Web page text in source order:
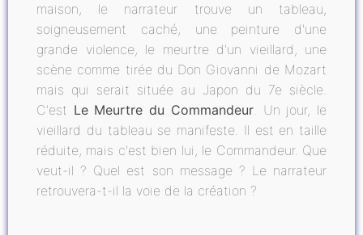
maison, le narrateur trouve un tableau,
soigneusement caché, une peinture d'une
grande violence, le meurtre d'un vieillard, une
scène comme tirée du Don Giovanni de Mozart
mais qui serait située au Japon du 7e siècle.
C'est Le Meurtre du Commandeur. Un jour, le
vieillard du tableau se manifeste. Il est en taille
réduite, mais c'est bien lui, le Commandeur. Que
veut-il ? Quel est son message ? Le narrateur
retrouvera-t-il la voie de la création ?